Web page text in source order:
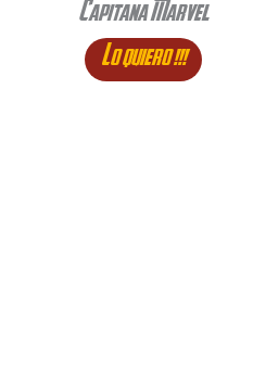
Capitana Marvel
Lo quiero !!!